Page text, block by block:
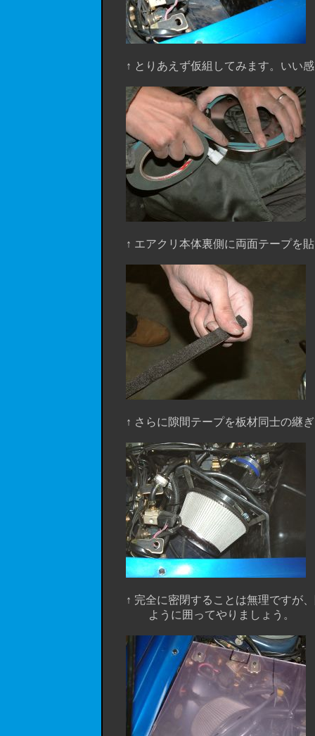
↑ とりあえず仮組してみます。いい感
↑ エアクリ本体裏側に両面テープを貼
↑ さらに隙間テープを板材同士の継ぎ
↑ 完全に密閉することは無理ですが、
ように囲ってやりましょう。